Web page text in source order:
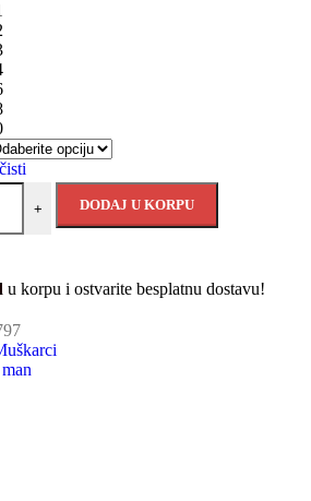
+ DODAJ U KORPU
u korpu i ostvarite besplatnu dostavu!
man